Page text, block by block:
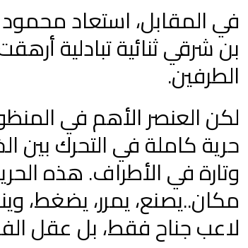
في المقابل، استعاد
بن شرقي ثنائية تبادلية
الطرفين.
لكن العنصر الأهم في
حرية كاملة في التحرك بين
وتارة في الأطراف. هذه
مكان..يصنع، يمرر، يضغط،
لاعب جناح فقط، بل عقل